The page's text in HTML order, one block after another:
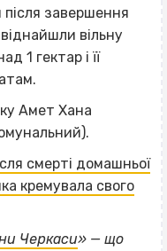
завершення
вільну
1 гектар і її
Амет Хана
смерті домашньої
кремувала свого
Черкаси» — що